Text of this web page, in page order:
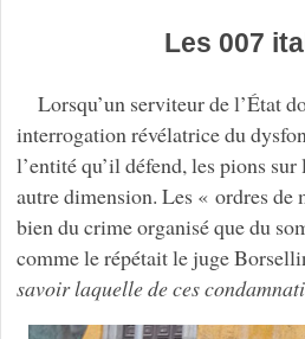
Les 007
Lorsqu’un serviteur de l’État
interrogation révélatrice du
l’entité qu’il défend, les pions
autre dimension. Les « ordres de
bien du crime organisé que du
comme le répétait le juge
savoir laquelle de ces